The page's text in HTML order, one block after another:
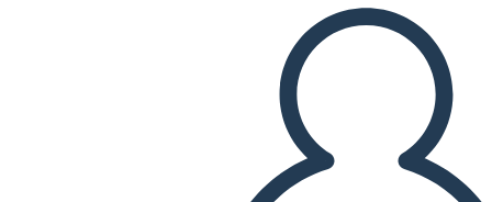
CRIAR UM STORYBOARD
REPRODUZIR APRESENTAÇÃO DE SLIDES
LEIA PRA MIM